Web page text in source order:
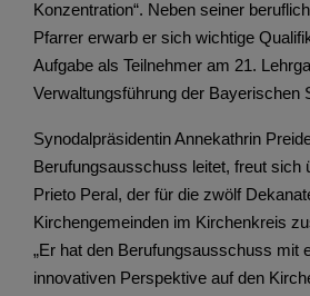
Konzentration“. Neben seiner
Pfarrer erwarb er sich wichtige
Aufgabe als Teilnehmer am 21.
Verwaltungsführung der Bayerischen
Synodalpräsidentin Annekathrin
Berufungsausschuss leitet, freut sich
Prieto Peral, der für die zwölf
Kirchengemeinden im Kirchenkreis
„Er hat den Berufungsausschuss mit
innovativen Perspektive auf den